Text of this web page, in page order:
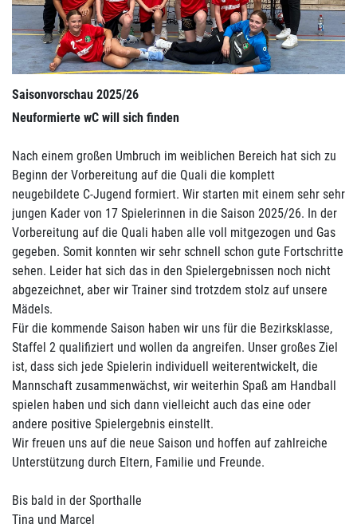
Saisonvorschau 2025/26
Neuformierte wC will sich finden
Nach einem großen Umbruch im weiblichen Bereich hat sich zu
Beginn der Vorbereitung auf die Quali die komplett
neugebildete C-Jugend formiert. Wir starten mit einem sehr sehr
jungen Kader von 17 Spielerinnen in die Saison 2025/26. In der
Vorbereitung auf die Quali haben alle voll mitgezogen und Gas
gegeben. Somit konnten wir sehr schnell schon gute Fortschritte
sehen. Leider hat sich das in den Spielergebnissen noch nicht
abgezeichnet, aber wir Trainer sind trotzdem stolz auf unsere
Mädels.
Für die kommende Saison haben wir uns für die Bezirksklasse,
Staffel 2 qualifiziert und wollen da angreifen. Unser großes Ziel
ist, dass sich jede Spielerin individuell weiterentwickelt, die
Mannschaft zusammenwächst, wir weiterhin Spaß am Handball
spielen haben und sich dann vielleicht auch das eine oder
andere positive Spielergebnis einstellt.
Wir freuen uns auf die neue Saison und hoffen auf zahlreiche
Unterstützung durch Eltern, Familie und Freunde.
Bis bald in der Sporthalle
Tina und Marcel